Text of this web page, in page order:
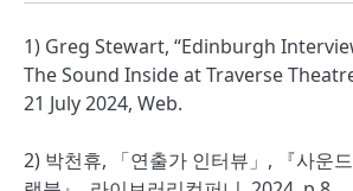
1) Greg Stewart, “Edinburgh
The Sound Inside at Traverse
21 July 2024, Web.
2) 박천휴, 「연출가 인터뷰」, 『사운